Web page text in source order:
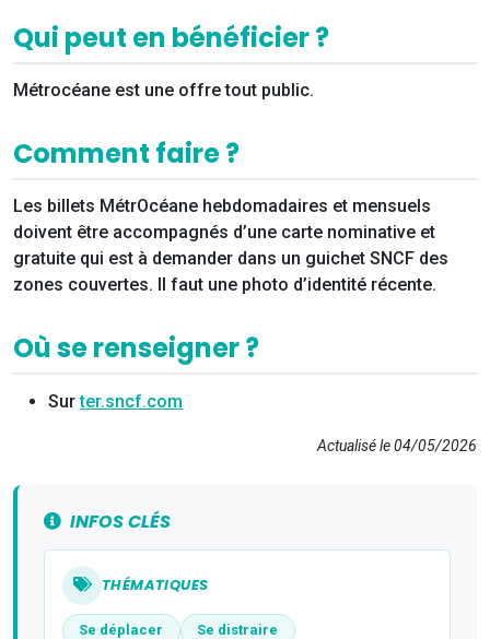
Qui peut en bénéficier ?
Métrocéane est une offre tout public.
Comment faire ?
Les billets MétrOcéane hebdomadaires et mensuels
doivent être accompagnés d’une carte nominative et
gratuite qui est à demander dans un guichet SNCF des
zones couvertes. Il faut une photo d’identité récente.
Où se renseigner ?
Surter.sncf.com
Actualisé le 04/05/2026
INFOS CLÉS
THÉMATIQUES
Se déplacer Se distraire